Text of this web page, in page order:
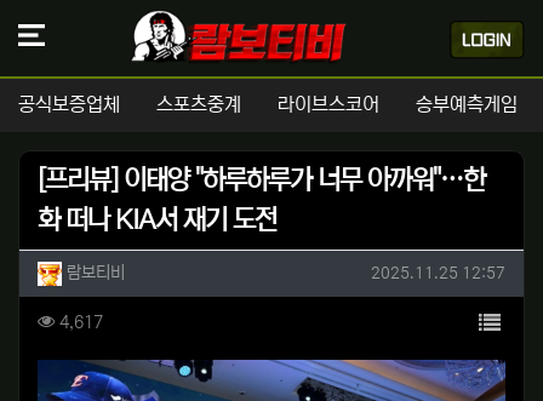
공식보증업체 스포츠중계 라이브스코어 승부예측게임
[프리뷰] 이태양 "하루하루가 너무 아까워"…한
화 떠나 KIA서 재기 도전
작성자 정보
람보티비 작성일
2025.11.25 12:57
컨텐츠 정보
4,617조회 목록
본문